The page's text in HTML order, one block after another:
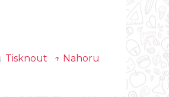
Tisknout
↑ Nahoru